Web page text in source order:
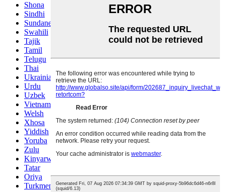
Shona
Sindhi
Sundanese
Swahili
Tajik
Tamil
Telugu
Thai
Ukrainian
Urdu
Uzbek
Vietnamese
Welsh
Xhosa
Yiddish
Yoruba
Zulu
Kinyarwanda
Tatar
Oriya
Turkmen